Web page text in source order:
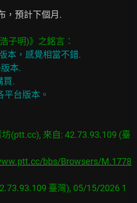
，預計下個月.
本，感覺相當不錯.
本.
買.
(ptt.cc), 來自: 42.73.93.109 (臺
bbs/Browsers/M.1778
臺灣), 05/15/2026 1